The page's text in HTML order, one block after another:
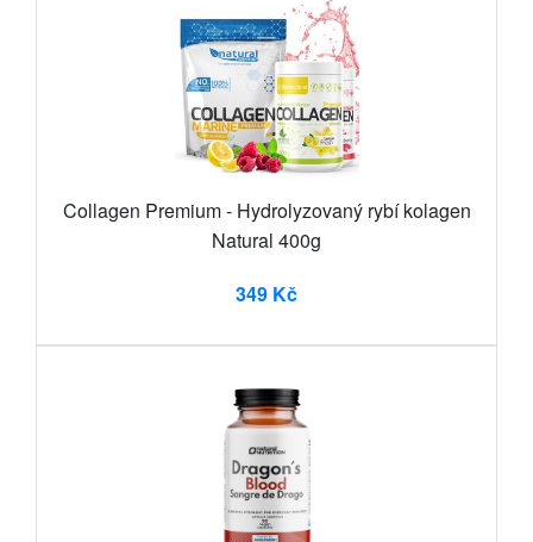
Collagen Premium - Hydrolyzovaný rybí kolagen
Natural 400g
349 Kč